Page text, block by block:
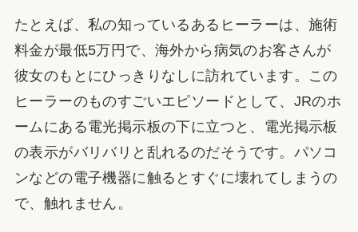
たとえば、私の知っているあるヒーラーは、施術
料金が最低5万円で、海外から病気のお客さんが
彼女のもとにひっきりなしに訪れています。この
ヒーラーのものすごいエピソードとして、JRのホ
ームにある電光掲示板の下に立つと、電光掲示板
の表示がバリバリと乱れるのだそうです。パソコ
ンなどの電子機器に触るとすぐに壊れてしまうの
で、触れません。